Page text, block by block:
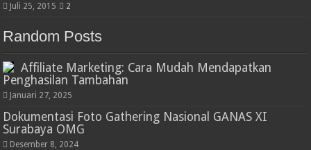
Juli 25, 2015 2
Random Posts
Affiliate Marketing: Cara Mudah Mendapatkan
Penghasilan Tambahan
Januari 27, 2025
Dokumentasi Foto Gathering Nasional GANAS XI
Surabaya OMG
Desember 8, 2024